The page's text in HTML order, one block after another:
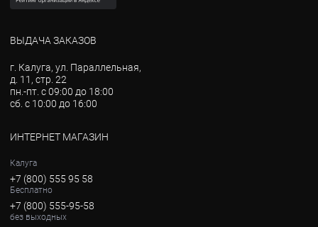
ВЫДАЧА ЗАКАЗОВ
г. Калуга, ул. Параллельная,
д. 11, стр. 22
пн.-пт. с 09:00 до 18:00
сб. с 10:00 до 16:00
ИНТЕРНЕТ МАГАЗИН
Калуга
+7 (800) 555 95 58
Бесплатно
+7 (800) 555-95-58
без выходных